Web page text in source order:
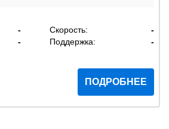
- Скорость:
-
- Поддержка: -
ПОДРОБНЕЕ